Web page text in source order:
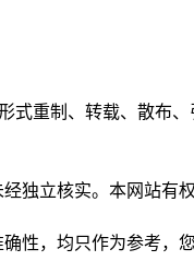
式重制、转载、散布
独立核实。本网站有
性，均只作为参考，